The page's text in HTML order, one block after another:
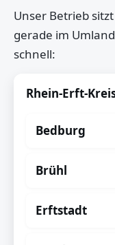
Unser Betrieb
gerade im
schnell:
Rhein-Erft-
Bedburg
Brühl
Erftstadt